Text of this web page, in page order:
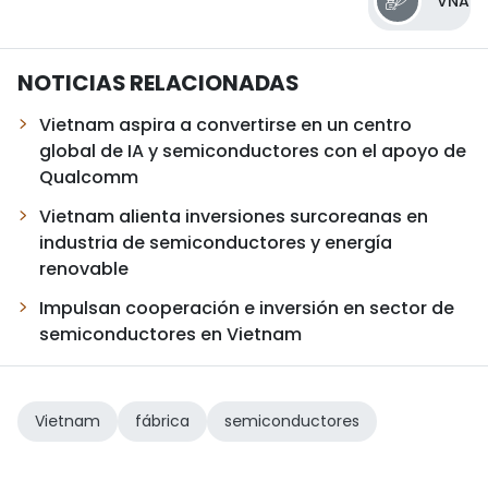
NOTICIAS RELACIONADAS
Vietnam aspira a convertirse en un centro
global de IA y semiconductores con el apoyo de
Qualcomm
Vietnam alienta inversiones surcoreanas en
industria de semiconductores y energía
renovable
Impulsan cooperación e inversión en sector de
semiconductores en Vietnam
Vietnam fábrica semiconductores